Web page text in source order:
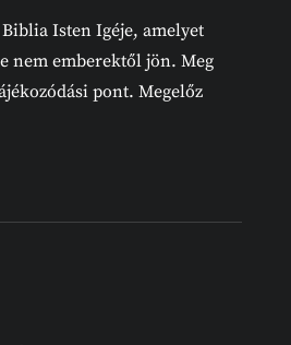
Isten Igéje, amelyet
nem emberektől jön. Meg
pont. Megelőz